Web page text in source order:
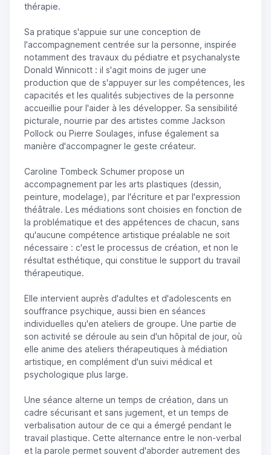
thérapie.
Sa pratique s'appuie sur une conception de
l'accompagnement centrée sur la personne, inspirée
notamment des travaux du pédiatre et psychanalyste
Donald Winnicott : il s'agit moins de juger une
production que de s'appuyer sur les compétences, les
capacités et les qualités subjectives de la personne
accueillie pour l'aider à les développer. Sa sensibilité
picturale, nourrie par des artistes comme Jackson
Pollock ou Pierre Soulages, infuse également sa
manière d'accompagner le geste créateur.
Caroline Tombeck Schumer propose un
accompagnement par les arts plastiques (dessin,
peinture, modelage), par l'écriture et par l'expression
théâtrale. Les médiations sont choisies en fonction de
la problématique et des appétences de chacun, sans
qu'aucune compétence artistique préalable ne soit
nécessaire : c'est le processus de création, et non le
résultat esthétique, qui constitue le support du travail
thérapeutique.
Elle intervient auprès d'adultes et d'adolescents en
souffrance psychique, aussi bien en séances
individuelles qu'en ateliers de groupe. Une partie de
son activité se déroule au sein d'un hôpital de jour, où
elle anime des ateliers thérapeutiques à médiation
artistique, en complément d'un suivi médical et
psychologique plus large.
Une séance alterne un temps de création, dans un
cadre sécurisant et sans jugement, et un temps de
verbalisation autour de ce qui a émergé pendant le
travail plastique. Cette alternance entre le non-verbal
et la parole permet souvent d'aborder autrement des